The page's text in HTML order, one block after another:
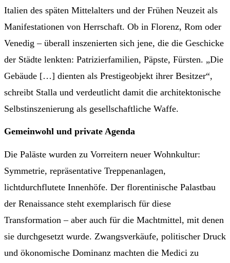
Italien des späten Mittelalters und der Frühen Neuzeit als
Manifestationen von Herrschaft. Ob in Florenz, Rom oder
Venedig – überall inszenierten sich jene, die die Geschicke
der Städte lenkten: Patrizierfamilien, Päpste, Fürsten. „Die
Gebäude […] dienten als Prestigeobjekt ihrer Besitzer“,
schreibt Stalla und verdeutlicht damit die architektonische
Selbstinszenierung als gesellschaftliche Waffe.
Gemeinwohl und private Agenda
Die Paläste wurden zu Vorreitern neuer Wohnkultur:
Symmetrie, repräsentative Treppenanlagen,
lichtdurchflutete Innenhöfe. Der florentinische Palastbau
der Renaissance steht exemplarisch für diese
Transformation – aber auch für die Machtmittel, mit denen
sie durchgesetzt wurde. Zwangsverkäufe, politischer Druck
und ökonomische Dominanz machten die Medici zu